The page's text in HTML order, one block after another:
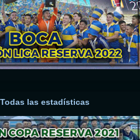
Todas las estadísticas